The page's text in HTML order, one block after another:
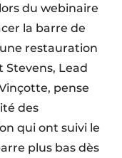
du webinaire
la barre de
restauration
Stevens, Lead
pense
des
qui ont suivi le
plus bas dès